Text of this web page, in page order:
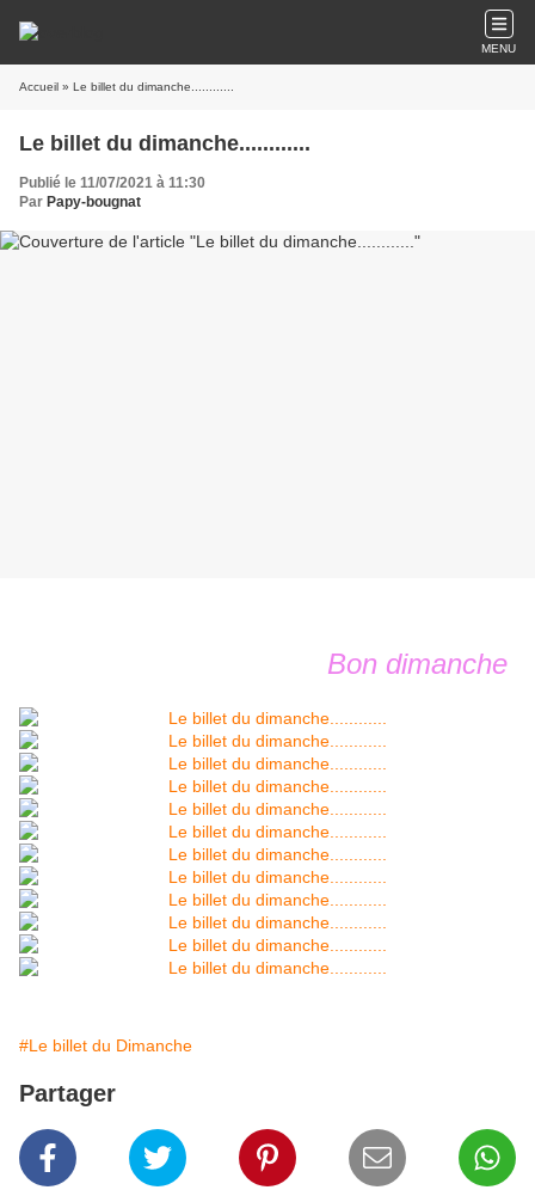
MENU
Accueil » Le billet du dimanche............
Le billet du dimanche............
Publié le 11/07/2021 à 11:30
Par Papy-bougnat
Bon dimanche
#Le billet du Dimanche
Partager